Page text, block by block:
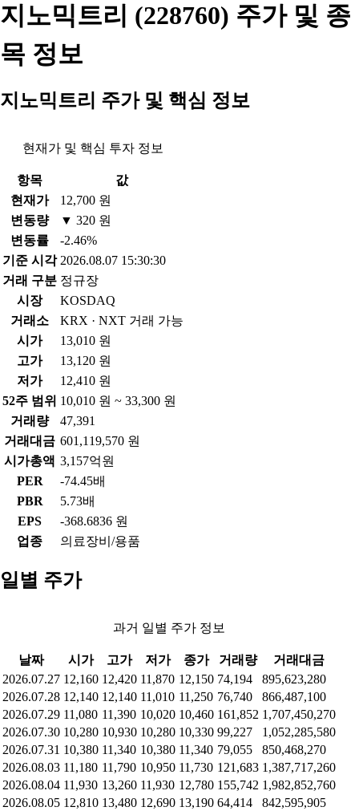
지노믹트리 (228760) 주가 및 종
목 정보
지노믹트리 주가 및 핵심 정보
현재가 및 핵심 투자 정보
항목
값
현재가
12,700 원
변동량
▼ 320 원
변동률
-2.46%
기준 시각 2026.08.07 15:30:30
거래 구분 정규장
시장
KOSDAQ
거래소
KRX · NXT 거래 가능
시가
13,010 원
고가
13,120 원
저가
12,410 원
52주 범위 10,010 원 ~ 33,300 원
거래량
47,391
거래대금 601,119,570 원
시가총액 3,157억원
PER
-74.45배
PBR
5.73배
EPS
-368.6836 원
업종
의료장비/용품
일별 주가
과거 일별 주가 정보
날짜 시가 고가 저가 종가 거래량
거래대금
2026.07.27 12,160 12,420 11,870 12,150 74,194
895,623,280
2026.07.28 12,140 12,140 11,010 11,250 76,740
866,487,100
2026.07.29 11,080 11,390 10,020 10,460 161,852 1,707,450,270
2026.07.30 10,280 10,930 10,280 10,330 99,227
1,052,285,580
2026.07.31 10,380 11,340 10,380 11,340 79,055
850,468,270
2026.08.03 11,180 11,790 10,950 11,730 121,683 1,387,717,260
2026.08.04 11,930 13,260 11,930 12,780 155,742 1,982,852,760
2026.08.05 12,810 13,480 12,690 13,190 64,414 842,595,905